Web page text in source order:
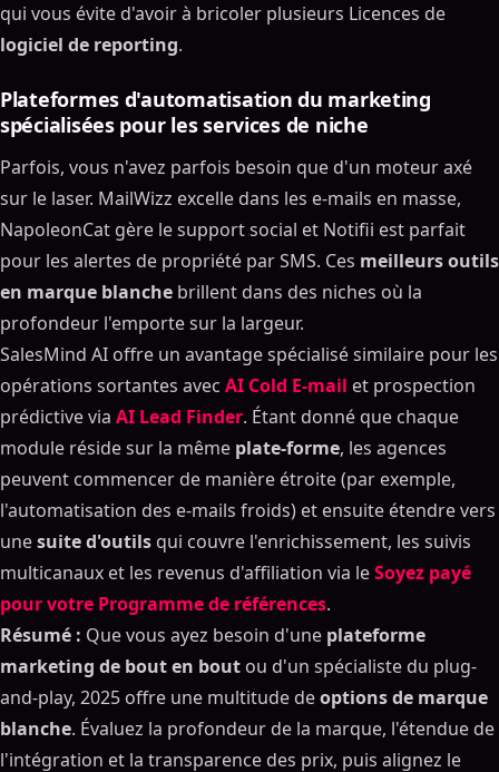
Sommaire
1. Qu'est-ce que le marketing en marque blanche et
pourquoi les agences utilisent des outils de
Comprendre le marketing en marque blanche et la
marque privée
Principales raisons d'utiliser le marketing en
marque blanche solutions
Avantages de l'utilisation d'un outil de marketing en
marque blanche pour le marketing numérique
Services
Une mise sur le marché plus rapide grâce à un
logiciel de marketing prêt à l'emploi
Client plus fort lfidélité grâce à des outils de
reporting de marque
Revenus récurrents provenant de services groupés
en marque blanche
Fonctionnalités de base à rechercher dans la bonne
marque blanche Plateforme
Marque et domaines personnalisés dans la
plateforme marketing
Logiciel d'automatisation du marketing tout-en-un
(e-mail, SMS, workflows)
Marque blanche robuste outil de reporting et
tableaux de bord
API/intégrations avec d'autres outils de marketing
qui vous évite d'avoir à bricoler plusieurs Licences de
logiciel de reporting.
Plateformes d'automatisation du marketing
spécialisées pour les services de niche
Parfois, vous n'avez parfois besoin que d'un moteur axé
sur le laser. MailWizz excelle dans les e-mails en masse,
NapoleonCat gère le support social et Notifii est parfait
pour les alertes de propriété par SMS. Ces meilleurs outils
en marque blanche brillent dans des niches où la
profondeur l'emporte sur la largeur.
SalesMind AI offre un avantage spécialisé similaire pour les
opérations sortantes avec AI Cold E-mail et prospection
prédictive via AI Lead Finder. Étant donné que chaque
module réside sur la même plate-forme, les agences
peuvent commencer de manière étroite (par exemple,
l'automatisation des e-mails froids) et ensuite étendre vers
unesuite d'outils qui couvre l'enrichissement, les suivis
multicanaux et les revenus d'affiliation via leSoyez payé
pour votre Programme de références.
Résumé : Que vous ayez besoin d'une plateforme
marketing de bout en bout ou d'un spécialiste du plug-
and-play, 2025 offre une multitude deoptions de marque
blanche. Évaluez la profondeur de la marque, l'étendue de
l'intégration et la transparence des prix, puis alignez le